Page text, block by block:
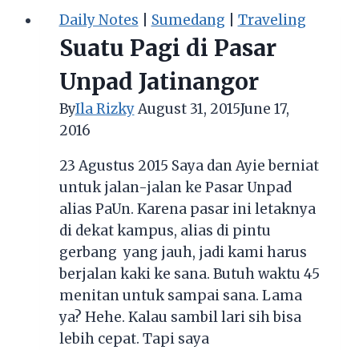
yang
Lezat
dan
Murah
Daily Notes Sumedang Traveling
Suatu Pagi di Pasar
Unpad Jatinangor
ByIla Rizky August 31, 2015June 17,
2016
23 Agustus 2015 Saya dan Ayie berniat
untuk jalan-jalan ke Pasar Unpad
alias PaUn. Karena pasar ini letaknya
di dekat kampus, alias di pintu
gerbang yang jauh, jadi kami harus
berjalan kaki ke sana. Butuh waktu 45
menitan untuk sampai sana. Lama
ya? Hehe. Kalau sambil lari sih bisa
lebih cepat. Tapi saya